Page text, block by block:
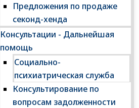
Предложения по продаже
секонд-хенда
Консультации - Дальнейшая
помощь
Социально-
психиатрическая служба
Консультирование по
вопросам задолженности